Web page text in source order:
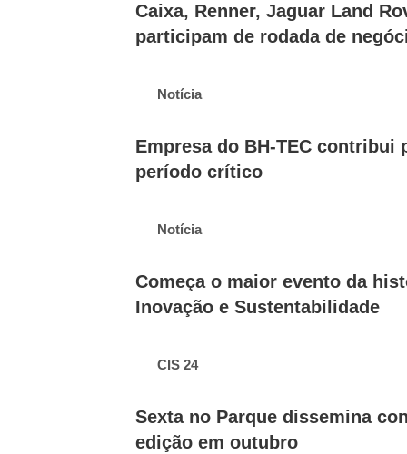
Caixa, Renner, Jaguar Land
participam de rodada de
Notícia
Empresa do BH-TEC contribui
período crítico
Notícia
Começa o maior evento da
Inovação e Sustentabilidade
CIS 24
Sexta no Parque dissemina
edição em outubro